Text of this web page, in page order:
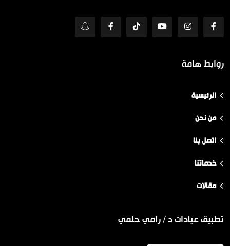
روابط هامة
الرئيسية
من نحن
اتصل بنا
خدماتنا
مقالات
تطبيق عيادات د / رامي حلمي